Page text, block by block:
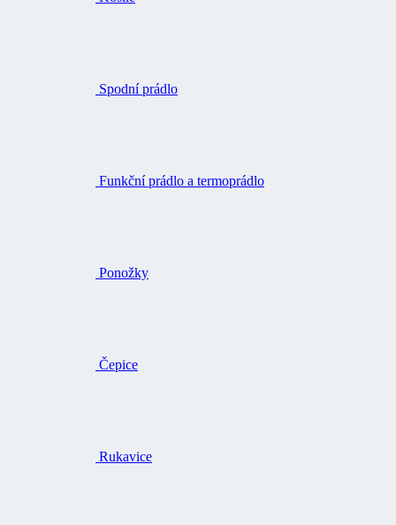
Spodní prádlo
Funkční prádlo a termoprádlo
Ponožky
Čepice
Rukavice